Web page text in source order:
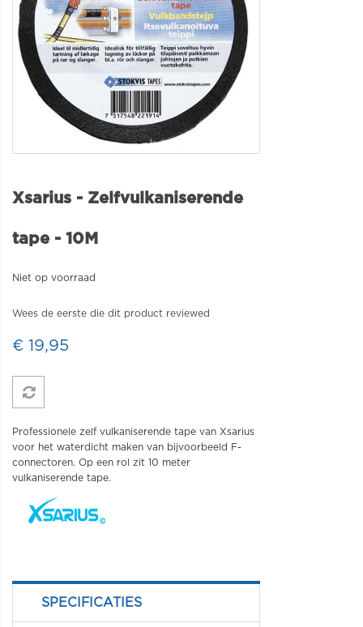
Xsarius - Zelfvulkaniserende
tape - 10M
Niet op voorraad
Wees de eerste die dit product reviewed
€ 19,95
Professionele zelf vulkaniserende tape van Xsarius
voor het waterdicht maken van bijvoorbeeld F-
connectoren. Op een rol zit 10 meter
vulkaniserende tape.
SPECIFICATIES